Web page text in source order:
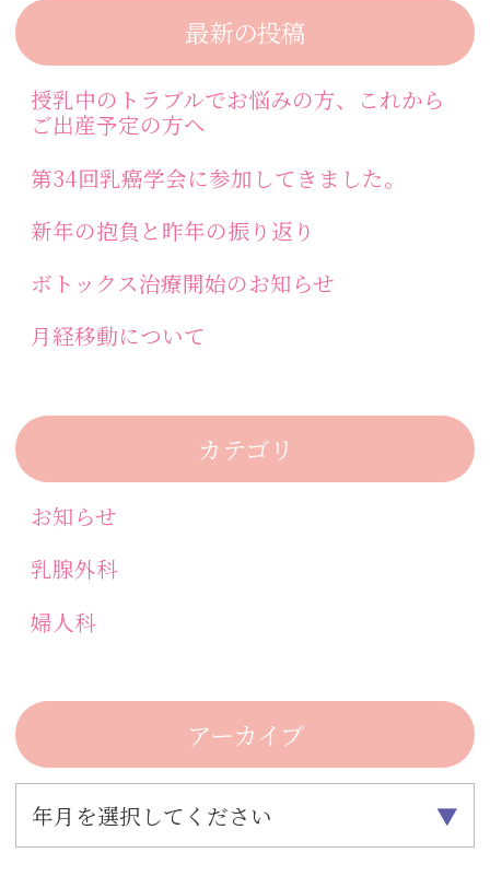
最新の投稿
授乳中のトラブルでお悩みの方、これから
ご出産予定の方へ
第34回乳癌学会に参加してきました。
新年の抱負と昨年の振り返り
ボトックス治療開始のお知らせ
月経移動について
カテゴリ
お知らせ
乳腺外科
婦人科
アーカイブ
年月を選択してください